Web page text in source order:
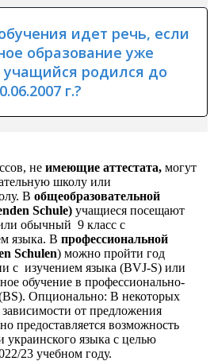
идет речь, если
образование уже
родился до
г.?
не имеющие аттестата, могут
школу или
В общеобразовательной
Schule) учащиеся посещают
обычный 9 класс с
языка. В профессиональной
Schulen) можно пройти год
с изучением языка (BVJ-S) или
обучение в профессионально-
Опционально: В некоторых
от предложения
предоставляется возможность
украинского языка с целью
23 учебном году.